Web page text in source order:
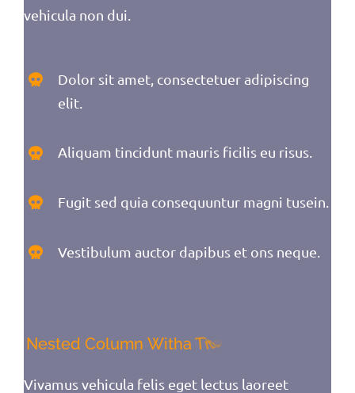
vehicula non dui.
Dolor sit amet, consectetuer adipiscing
elit.
Aliquam tincidunt mauris ficilis eu risus.
Fugit sed quia consequuntur magni tusein.
Vestibulum auctor dapibus et ons neque.
Vivamus vehicula felis eget lectus laoreet